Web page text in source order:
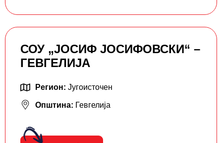
СОУ „ЈОСИФ ЈОСИФОВСКИ“ –
ГЕВГЕЛИЈА
Регион: Југоисточен
Општина: Гевгелија